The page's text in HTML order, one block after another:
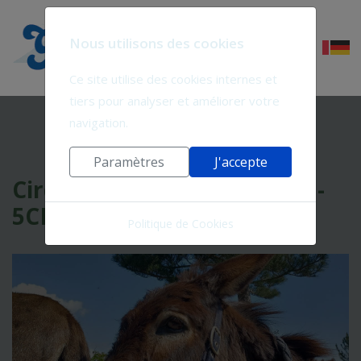
Circuit 5 jours en Cévennes -
5CML-12
Nous utilisons des cookies
Ce site utilise des cookies internes et
tiers pour analyser et améliorer votre
navigation.
Paramètres J'accepte
Politique de Cookies